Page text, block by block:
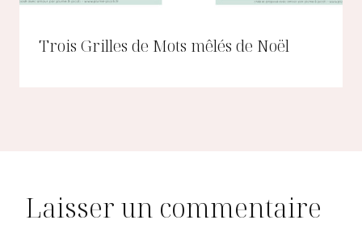
Trois Grilles de Mots mêlés de Noël
Laisser un commentaire